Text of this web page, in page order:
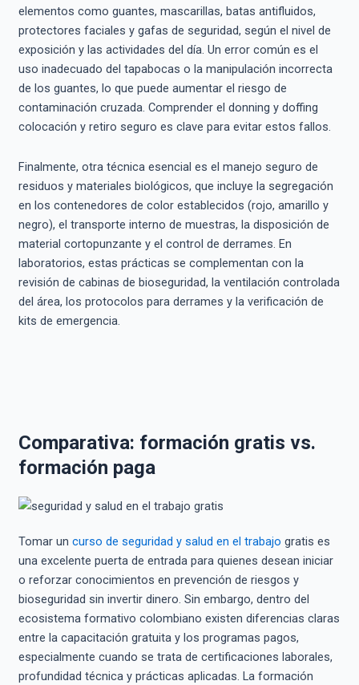
elementos como guantes, mascarillas, batas antifluidos,
protectores faciales y gafas de seguridad, según el nivel de
exposición y las actividades del día. Un error común es el
uso inadecuado del tapabocas o la manipulación incorrecta
de los guantes, lo que puede aumentar el riesgo de
contaminación cruzada. Comprender el donning y doffing
colocación y retiro seguro es clave para evitar estos fallos.
Finalmente, otra técnica esencial es el manejo seguro de
residuos y materiales biológicos, que incluye la segregación
en los contenedores de color establecidos (rojo, amarillo y
negro), el transporte interno de muestras, la disposición de
material cortopunzante y el control de derrames. En
laboratorios, estas prácticas se complementan con la
revisión de cabinas de bioseguridad, la ventilación controlada
del área, los protocolos para derrames y la verificación de
kits de emergencia.
Comparativa: formación gratis vs.
formación paga
Tomar un curso de seguridad y salud en el trabajo gratis es
una excelente puerta de entrada para quienes desean iniciar
o reforzar conocimientos en prevención de riesgos y
bioseguridad sin invertir dinero. Sin embargo, dentro del
ecosistema formativo colombiano existen diferencias claras
entre la capacitación gratuita y los programas pagos,
especialmente cuando se trata de certificaciones laborales,
profundidad técnica y prácticas aplicadas. La formación